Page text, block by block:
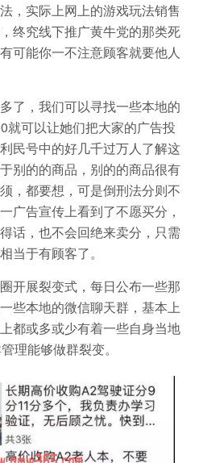
，实际上网上的游戏玩法销售
终究线下推广黄牛党的那类死
可能你一不注意顾客就要他人
了，我们可以寻找一些本地的
就可以让她们把大家的广告投
民号中的好几千过万人了解这
别的的商品，别的的商品很有
，都要想，可是倒刑法分则不
广告宣传上看到了不愿买分，
话，也不会回绝来卖分，只需
当于有顾客了。
开展裂变式，每日公布一些那
些本地的微信聊天群，基本上
都或多或少有着一些自身当地
理能够做群裂变。